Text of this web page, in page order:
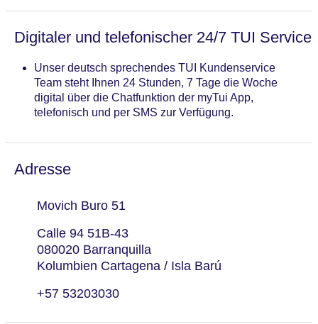
Digitaler und telefonischer 24/7 TUI Service
Unser deutsch sprechendes TUI Kundenservice
Team steht Ihnen 24 Stunden, 7 Tage die Woche
digital über die Chatfunktion der myTui App,
telefonisch und per SMS zur Verfügung.
Adresse
Movich Buro 51
Calle 94 51B-43
080020 Barranquilla
Kolumbien Cartagena / Isla Barú
+57 53203030